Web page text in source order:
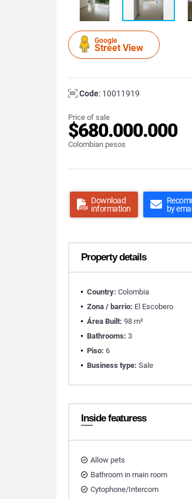
Google
Street View
Code: 10011919
Price of sale
$680.000.000
Colombian pesos
Download
information
by
Property details
Country: Colombia
Zona / barrio: El Escobero
Área Built: 98 m²
Bathrooms: 3
Piso: 6
Business type: Sale
Inside featuress
Allow pets
Bathroom in main room
Cytophone/Intercom